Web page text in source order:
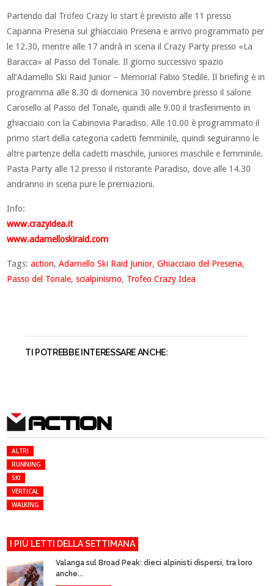
Partendo dal Trofeo Crazy lo start è previsto alle 11 presso
Capanna Presena sul ghiacciaio Presena e arrivo programmato per
le 12.30, mentre alle 17 andrà in scena il Crazy Party presso «La
Baracca» al Passo del Tonale. Il giorno successivo spazio
all’Adamello Ski Raid Junior – Memorial Fabio Stedile. Il briefing è in
programma alle 8.30 di domenica 30 novembre presso il salone
Carosello al Passo del Tonale, quindi alle 9.00 il trasferimento in
ghiacciaio con la Cabinovia Paradiso. Alle 10.00 è programmato il
primo start della categoria cadetti femminile, quindi seguiranno le
altre partenze della cadetti maschile, juniores maschile e femminile.
Pasta Party alle 12 presso il ristorante Paradiso, dove alle 14.30
andranno in scena pure le premiazioni.
Info:
www.crazyidea.it
www.adamelloskiraid.com
Tags:action,Adamello Ski Raid Junior,Ghiacciaio del Presena,
Passo del Tonale,scialpinismo, Trofeo Crazy Idea
TI POTREBBE INTERESSARE ANCHE:
ACTION
ALTRI
RUNNING
SKI
VERTICAL
WALKING
I PIÙ LETTI DELLA SETTIMANA
Valanga sul Broad Peak: dieci alpinisti dispersi, tra loro
anche...